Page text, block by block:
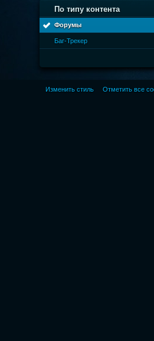
По типу контента
Форумы
Баг-Трекер
Изменить стиль Отметить все